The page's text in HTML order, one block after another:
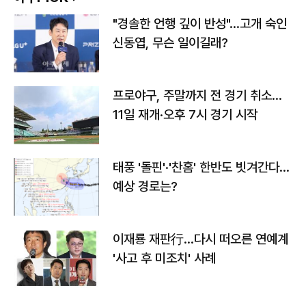
"경솔한 언행 깊이 반성"…고개 숙인
신동엽, 무슨 일이길래?
프로야구, 주말까지 전 경기 취소…
11일 재개·오후 7시 경기 시작
태풍 '돌핀'·'찬홈' 한반도 빗겨간다…
예상 경로는?
이재룡 재판行…다시 떠오른 연예계
'사고 후 미조치' 사례